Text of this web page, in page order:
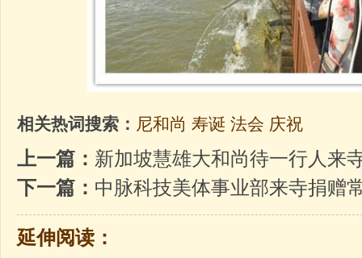
相关热词搜索： 尼和尚 寿诞 法会 庆祝
上一篇： 新加坡慧雄大和尚待一行人来
下一篇： 中脉科技美体事业部来寺捐赠
延伸阅读：